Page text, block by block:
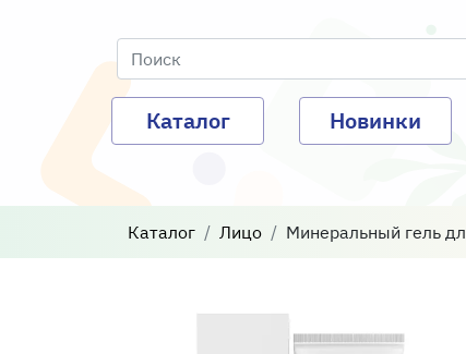
Каталог Новинки
Каталог Лицо Минеральный гель